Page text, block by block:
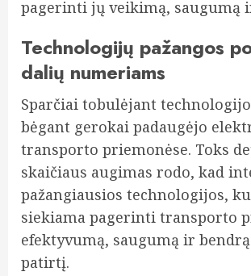
pagerinti jų veikimą, saugumą
Technologijų pažangos
dalių numeriams
Sparčiai tobulėjant
bėgant gerokai padaugėjo
transporto priemonėse. Toks
skaičiaus augimas rodo, kad
pažangiausios technologijos,
siekiama pagerinti transporto
efektyvumą, saugumą ir
patirtį.